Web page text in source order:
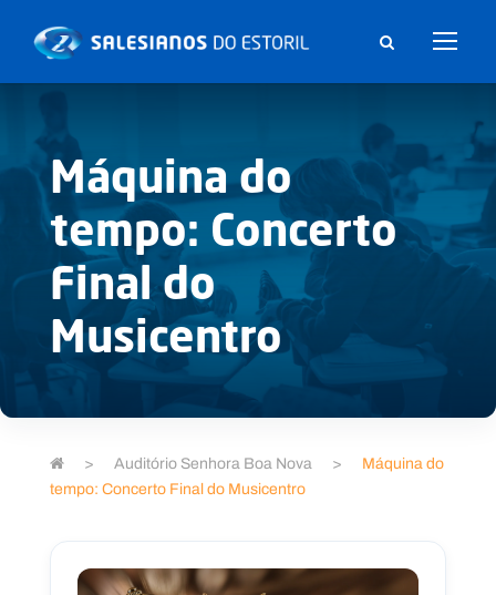
Máquina do
tempo: Concerto
Final do
Musicentro
> Auditório Senhora Boa Nova >
Máquina do
tempo: Concerto Final do Musicentro